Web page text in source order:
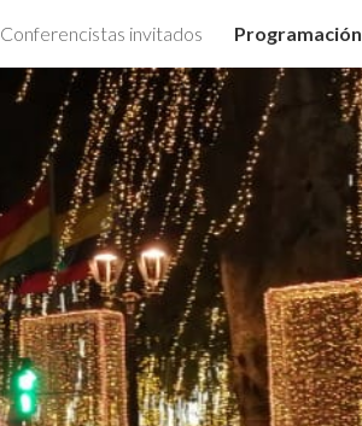
Skip to navigation
Conferencistas invitados Programación